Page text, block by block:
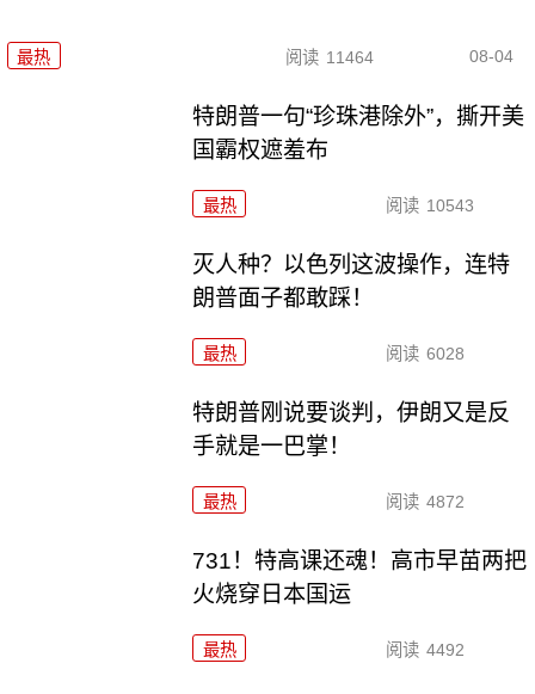
最热 阅读 11464 08-04
特朗普一句“珍珠港除外”，撕开美
国霸权遮羞布
最热 阅读 10543
灭人种？以色列这波操作，连特
朗普面子都敢踩！
最热 阅读 6028
特朗普刚说要谈判，伊朗又是反
手就是一巴掌！
最热 阅读 4872
731！特高课还魂！高市早苗两把
火烧穿日本国运
最热 阅读 4492